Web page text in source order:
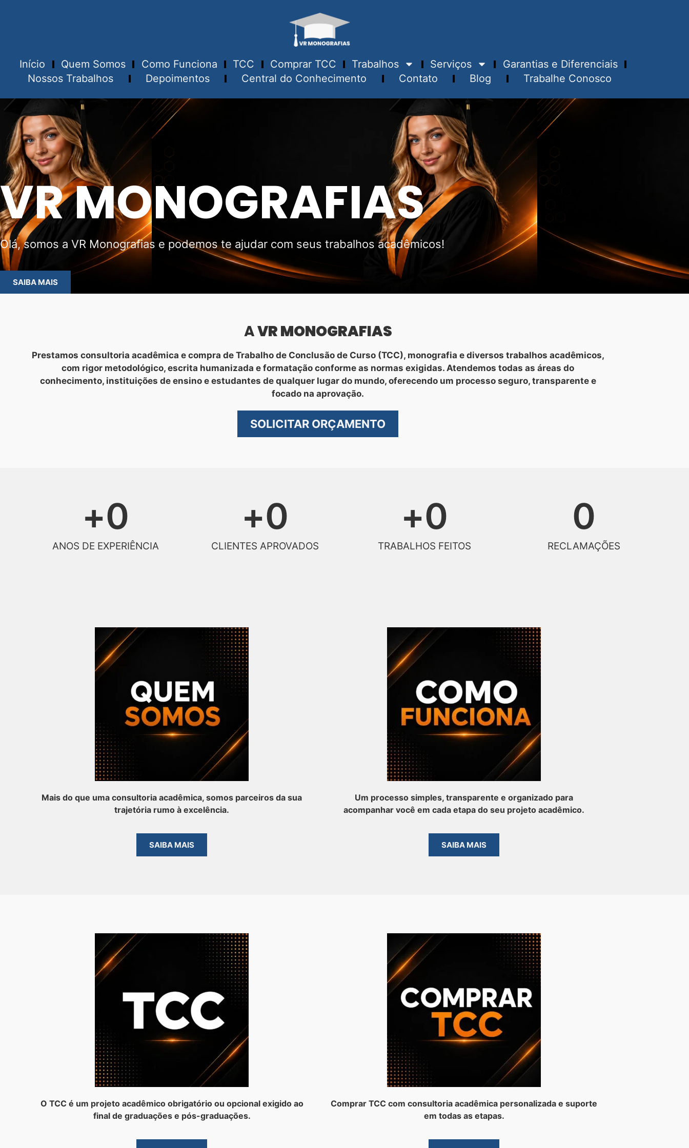
Início Quem Somos Como Funciona TCC Comprar TCC Trabalhos Serviços
Garantias e Diferenciais
Nossos Trabalhos
Depoimentos Central do Conhecimento Contato Blog Trabalhe Conosco
VR MONOGRAFIAS
Olá, somos a VR Monografias e podemos te ajudar com seus trabalhos acadêmicos!
SAIBA MAIS
AVR MONOGRAFIAS
Prestamos consultoria acadêmica e compra de Trabalho de Conclusão de Curso (TCC), monografia e diversos trabalhos acadêmicos,
com rigor metodológico, escrita humanizada e formatação conforme as normas exigidas. Atendemos todas as áreas do
conhecimento, instituições de ensino e estudantes de qualquer lugar do mundo, oferecendo um processo seguro, transparente e
focado na aprovação.
SOLICITAR ORÇAMENTO
ANOS DE EXPERIÊNCIA
+0
CLIENTES APROVADOS
+0
TRABALHOS FEITOS
+0
RECLAMAÇÕES
0
Mais do que uma consultoria acadêmica, somos parceiros da sua
trajetória rumo à excelência.
SAIBA MAIS
Um processo simples, transparente e organizado para
acompanhar você em cada etapa do seu projeto acadêmico.
SAIBA MAIS
O TCC é um projeto acadêmico obrigatório ou opcional exigido ao
final de graduações e pós-graduações.
Comprar TCC com consultoria acadêmica personalizada e suporte
em todas as etapas.